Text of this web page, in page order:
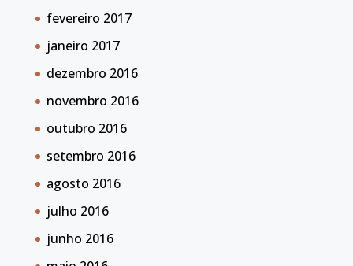
fevereiro 2017
janeiro 2017
dezembro 2016
novembro 2016
outubro 2016
setembro 2016
agosto 2016
julho 2016
junho 2016